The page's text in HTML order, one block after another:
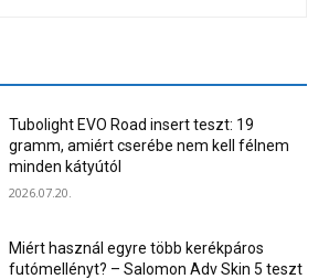
Tubolight EVO Road insert teszt: 19
gramm, amiért cserébe nem kell félnem
minden kátyútól
2026.07.20.
Miért használ egyre több kerékpáros
futómellényt? – Salomon Adv Skin 5 teszt